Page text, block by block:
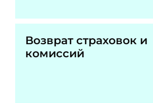
Возврат страховок и
комиссий